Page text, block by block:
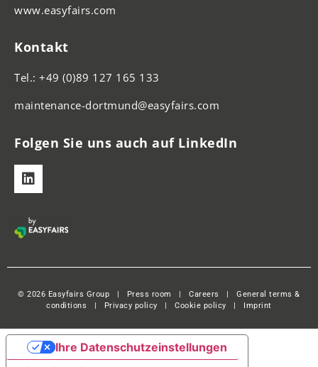
www.easyfairs.com
Kontakt
Tel.: +49 (0)89 127 165 133
maintenance-dortmund@easyfairs.com
Folgen Sie uns auch auf LinkedIn
© 2026 Easyfairs Group | Press room |Careers |General terms &
conditions | Privacy policy |Cookie policy | Imprint
Ihre Datenschutzeinstellungen